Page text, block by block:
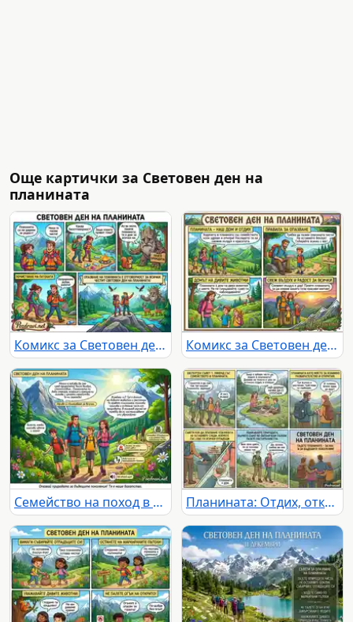
Още картички за Световен ден на
планината
Комикс за Световен ден на планината: призив за опазване на природата и почистване на планините. Комикс за Световен ден на планината: Семейни приключения и опазване на природата.
Семейство на поход в планината: празник на природата и екологични правила за опазване. Планината: Отдих, открития и отговорност – съвети за опазване и наслада.